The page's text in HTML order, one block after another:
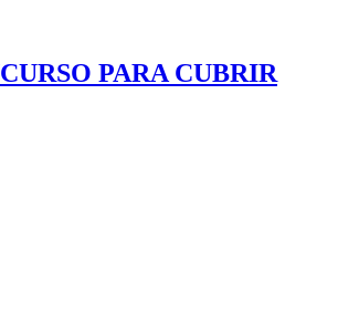
PARA CUBRIR